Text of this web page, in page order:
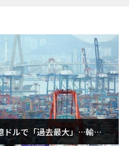
ドルで「過去最大」…輸出